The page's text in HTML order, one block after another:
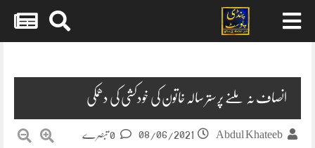
انصاف نہ ملنے پر ستر سالہ خاتون کی خودکشی کی دھمکی
Abdul Khateeb
08/06/2021